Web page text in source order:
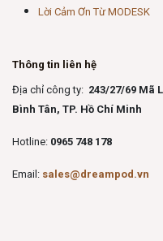
Lời Cảm Ơn Từ MODESK
Thông tin liên hệ
Địa chỉ công ty: 243/27/69 Mã
Bình Tân, TP. Hồ Chí Minh
Hotline: 0965 748 178
Email: sales@dreampod.vn